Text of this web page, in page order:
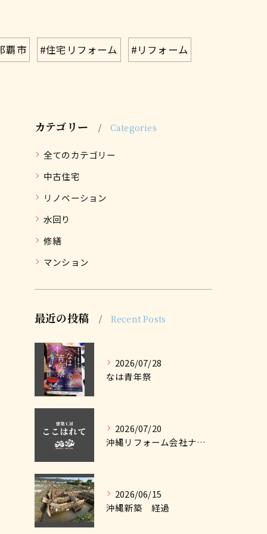
覇市 #住宅リフォーム
#リフォーム
カテゴリー Categories
全てのカテゴリー
中古住宅
リノベーション
水回り
修繕
マンション
最近の投稿 Recent Posts
2026/07/28
なは青年祭
2026/07/20
沖縄リフォーム会社ナビに掲載しました
2026/06/15
沖縄新築 経過